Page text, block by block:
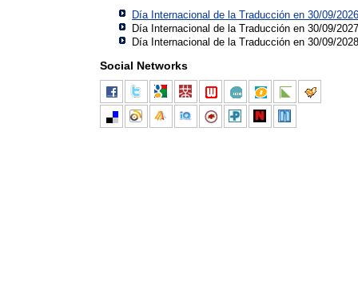
Día Internacional de la Traducción en 30/09/2026
Día Internacional de la Traducción en 30/09/2027
Día Internacional de la Traducción en 30/09/2028
Social Networks